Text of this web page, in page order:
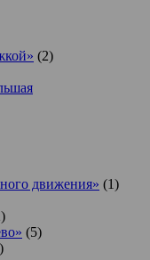
(2)
движения» (1)
(5)